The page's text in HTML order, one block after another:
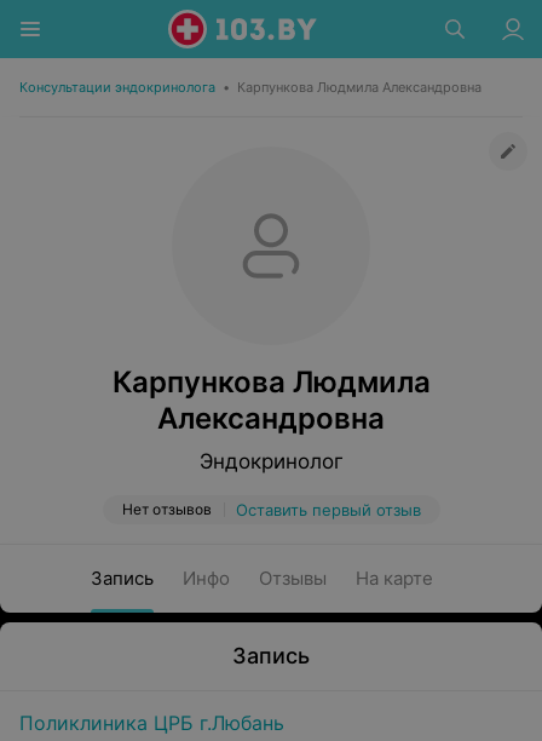
Консультации эндокринолога • Карпункова Людмила Александровна
Карпункова Людмила
Александровна
Эндокринолог
Нет отзывов Оставить первый отзыв
Запись Инфо Отзывы На карте
Запись
Поликлиника ЦРБ г.Любань